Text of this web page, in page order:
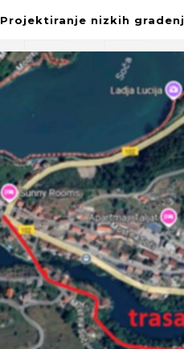
Projektiranje nizkih gradenj